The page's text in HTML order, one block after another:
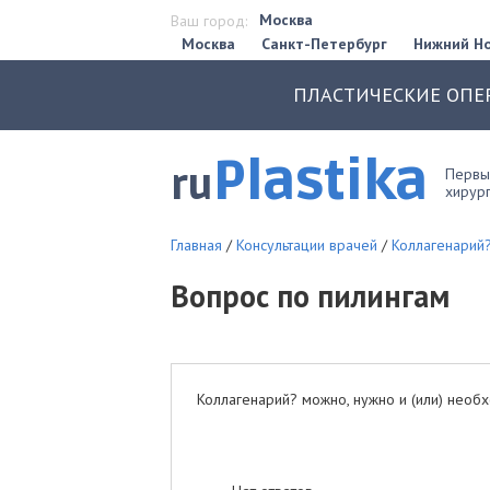
Ваш город:
Москва
Москва
Санкт-Петербург Нижний
ПЛАСТИЧЕСКИЕ
ruPlastika
Главная /Консультации врачей /
Вопрос по пилингам
Коллагенарий? можно, нужно и (или)